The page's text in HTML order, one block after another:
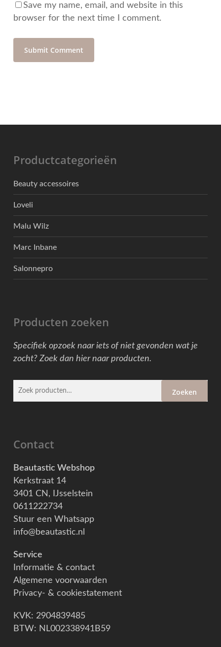
Save my name, email, and website in this
browser for the next time I comment.
Productcategorieën
Beauty accessoires
Loveli
Malu Wilz
Marc Inbane
Salonnepro
Producten zoeken
Specifiek opzoek naar iets of niet gevonden wat je
zocht? Zoek dan hier naar producten.
Zoeken
Zoeken
Contact
Beautastic Webshop
Kerkstraat 14
3401 CN, IJsselstein
0611222734
Stuur een Whatsapp
info@beautastic.nl
Service
Informatie & contact
Algemene voorwaarden
Privacy- & cookiestatement
KVK: 2904839485
BTW: NL002338941B59